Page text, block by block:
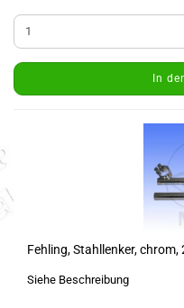
In
Fehling, Stahllenker,
Siehe Beschreibung